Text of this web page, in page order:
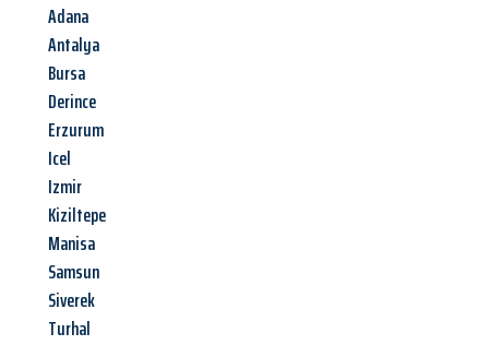
Adana
Antalya
Bursa
Derince
Erzurum
Icel
Izmir
Kiziltepe
Manisa
Samsun
Siverek
Turhal